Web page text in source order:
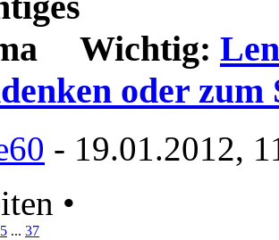
Wichtig:
oder zum
- 19.01.2012,
•
5 ... 37